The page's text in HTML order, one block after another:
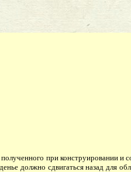
при конструировании и
должно сдвигаться назад для